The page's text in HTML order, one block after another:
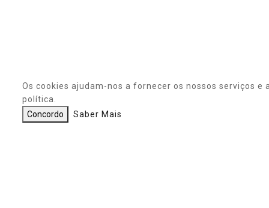
Os cookies ajudam-nos a fornecer os nossos serviços
política.
Concordo
Saber Mais